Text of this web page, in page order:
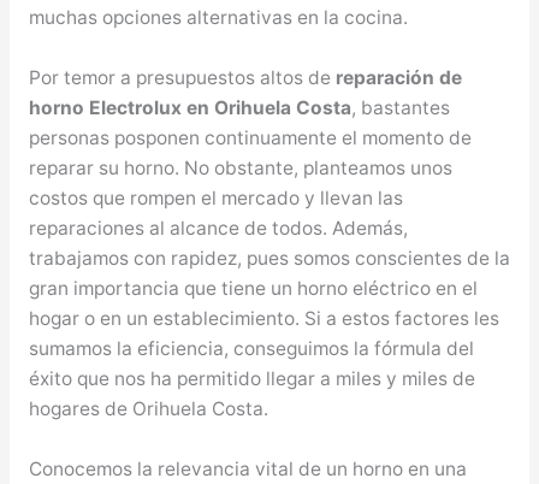
muchas opciones alternativas en la cocina.
Por temor a presupuestos altos de reparación de
horno Electrolux en Orihuela Costa, bastantes
personas posponen continuamente el momento de
reparar su horno. No obstante, planteamos unos
costos que rompen el mercado y llevan las
reparaciones al alcance de todos. Además,
trabajamos con rapidez, pues somos conscientes de la
gran importancia que tiene un horno eléctrico en el
hogar o en un establecimiento. Si a estos factores les
sumamos la eficiencia, conseguimos la fórmula del
éxito que nos ha permitido llegar a miles y miles de
hogares de Orihuela Costa.
Conocemos la relevancia vital de un horno en una